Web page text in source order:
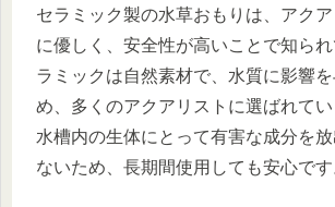
セラミック製の水草おもりは、アク
に優しく、安全性が高いことで知ら
ラミックは自然素材で、水質に影響
め、多くのアクアリストに選ばれてい
水槽内の生体にとって有害な成分を
ないため、長期間使用しても安心です